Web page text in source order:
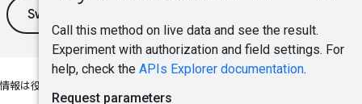
ト
リクエストの本
文
報は役に立ちましたか？